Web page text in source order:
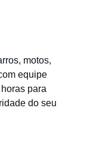
motos,
equipe
para
do seu